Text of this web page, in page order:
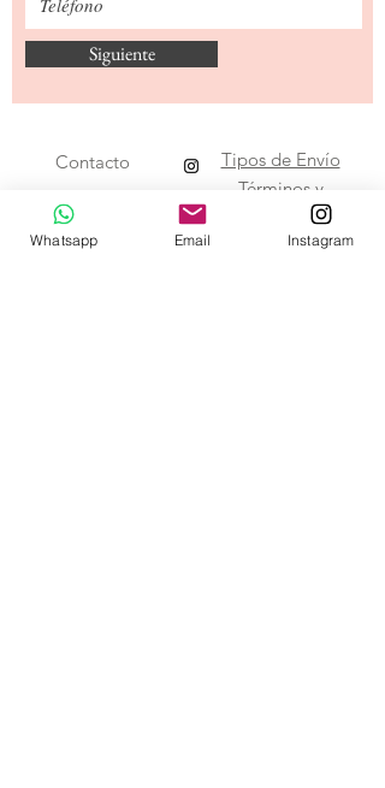
Siguiente
Contacto
Tipos de Envío
​Términos y
Condiciones
Whatsapp Email Instagram